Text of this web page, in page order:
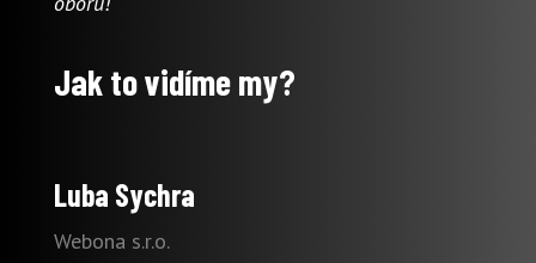
Jak to vidíme my?
Luba Sychra
Webona s.r.o.